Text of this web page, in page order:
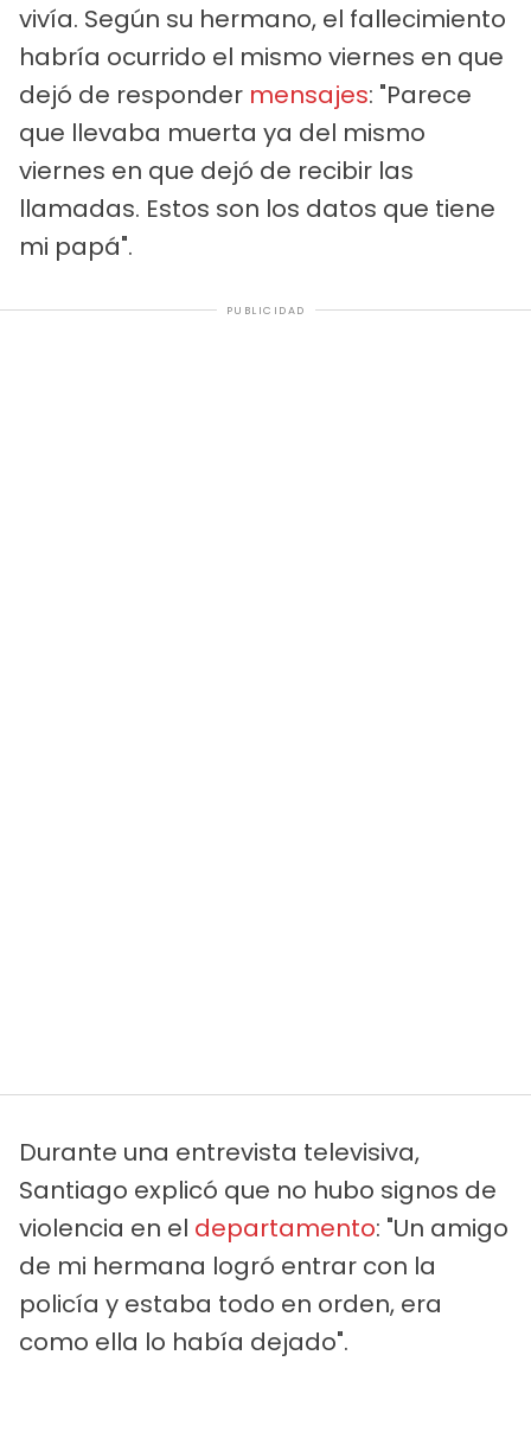
vivía. Según su hermano, el fallecimiento
habría ocurrido el mismo viernes en que
dejó de responder mensajes: "Parece
que llevaba muerta ya del mismo
viernes en que dejó de recibir las
llamadas. Estos son los datos que tiene
mi papá".
PUBLICIDAD
Durante una entrevista televisiva,
Santiago explicó que no hubo signos de
violencia en el departamento: "Un amigo
de mi hermana logró entrar con la
policía y estaba todo en orden, era
como ella lo había dejado".